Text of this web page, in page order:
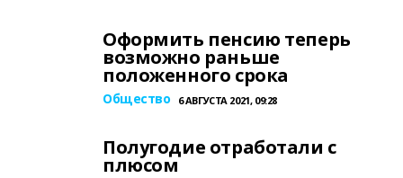
Оформить пенсию теперь
возможно раньше
положенного срока
Общество 6 АВГУСТА 2021, 09:28
Полугодие отработали с
плюсом